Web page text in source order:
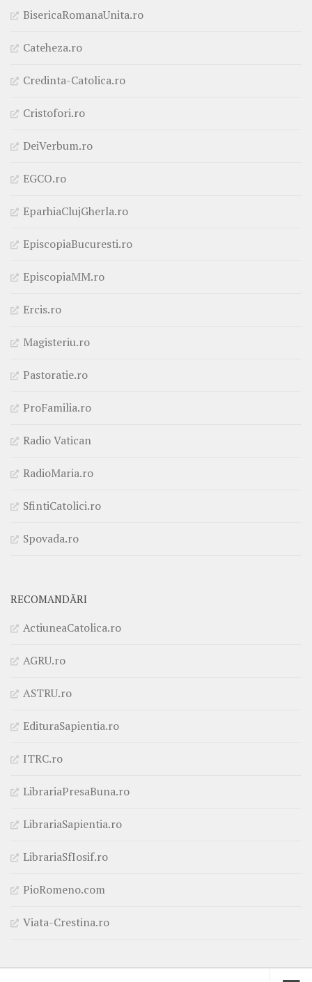
BisericaRomanaUnita.ro
Cateheza.ro
Credinta-Catolica.ro
Cristofori.ro
DeiVerbum.ro
EGCO.ro
EparhiaClujGherla.ro
EpiscopiaBucuresti.ro
EpiscopiaMM.ro
Ercis.ro
Magisteriu.ro
Pastoratie.ro
ProFamilia.ro
Radio Vatican
RadioMaria.ro
SfintiCatolici.ro
Spovada.ro
RECOMANDĂRI
ActiuneaCatolica.ro
AGRU.ro
ASTRU.ro
EdituraSapientia.ro
ITRC.ro
LibrariaPresaBuna.ro
LibrariaSapientia.ro
LibrariaSfIosif.ro
PioRomeno.com
Viata-Crestina.ro